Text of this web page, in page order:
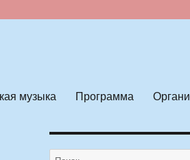
музыка Программа
Искать: